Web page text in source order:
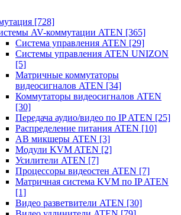
[728]
AV-коммутации ATEN [365]
Система управления ATEN [29]
Системы управления ATEN UNIZON
[5]
Матричные коммутаторы
видеосигналов ATEN [34]
Коммутаторы видеосигналов ATEN
[30]
Передача аудио/видео по IP ATEN [25]
Распределение питания ATEN [10]
АВ микшеры ATEN [3]
Модули KVM ATEN [2]
Усилители ATEN [7]
Процессоры видеостен ATEN [7]
Матричная система KVM по IP ATEN
[1]
Видео разветвители ATEN [30]